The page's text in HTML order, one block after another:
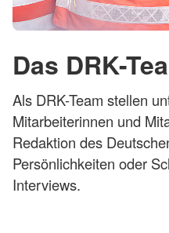
Das DRK-
Als DRK-Team stellen
Mitarbeiterinnen und
Redaktion des
Persönlichkeiten oder
Interviews.